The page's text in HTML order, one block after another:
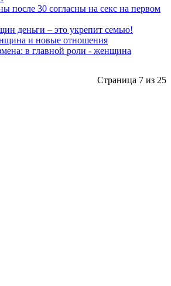
после 30 согласны на секс на первом
деньги – это укрепит семью!
и новые отношения
в главной роли - женщина
Страница 7 из 25